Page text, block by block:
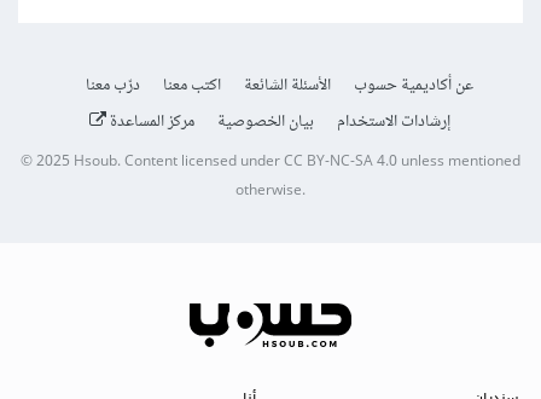
عن أكاديمية حسوب الأسئلة الشائعة اكتب معنا
درّب معنا
إرشادات الاستخدام
بيان الخصوصية مركز المساعدة
© 2025Hsoub.Content licensed underCC BY-NC-SA 4.0unless mentioned
otherwise.